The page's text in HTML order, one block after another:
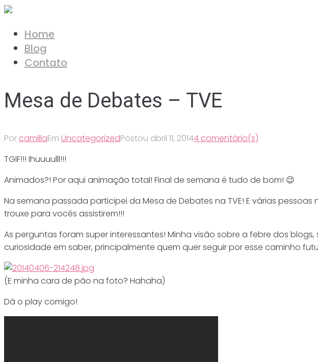
Ir
conteúdo
Home
Blog
Contato
Mesa de Debates – TVE
Por camillaEm UncategorizedPostou abril 11, 20144 comentário(s)
TGIF!!! Ihuuuulll!!!
Animados?! Por aqui animação total! Final de semana é tudo de bom! 😉
Na semana passada participei da Mesa de Debates na TVE! E várias
trouxe para vocês assistirem!!!
As perguntas foram super interessantes! Minha visão sobre a febre dos
curiosidade em saber, principalmente quem quer seguir por esse caminho
(E minha cara de pão na foto? Hahaha)
Dá o play comigo!